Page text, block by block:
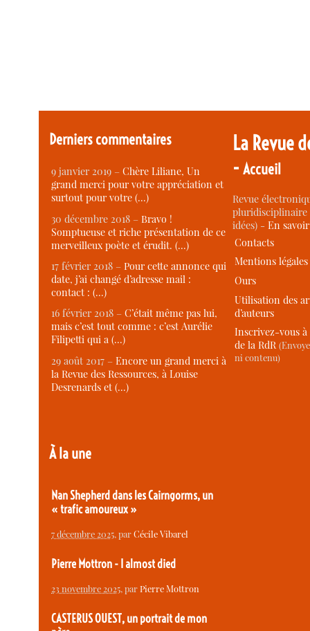
Derniers commentaires
9 janvier 2019 –Chère Liliane, Un
grand merci pour votre appréciation et
surtout pour votre (…)
30 décembre 2018 –Bravo !
Somptueuse et riche présentation de ce
merveilleux poète et érudit. (…)
17 février 2018 –Pour cette annonce qui
date, j’ai changé d’adresse mail :
contact : (…)
16 février 2018 –C’était même pas lui,
mais c’est tout comme : c’est Aurélie
Filipetti qui a (…)
29 août 2017 –Encore un grand merci à
la Revue des Ressources, à Louise
Desrenards et (…)
À la une
Nan Shepherd dans les Cairngorms, un
« trafic amoureux »
7 décembre 2025, parCécile Vibarel
Pierre Mottron - I almost died
23 novembre 2025, parPierre Mottron
CASTERUS OUEST, un portrait de mon
La Revue
-Accueil
Revue
idées) -En
Contacts
Mentions légales
Ours
Utilisation des
d’auteurs
Inscrivez-vous
de la RdR
ni contenu)